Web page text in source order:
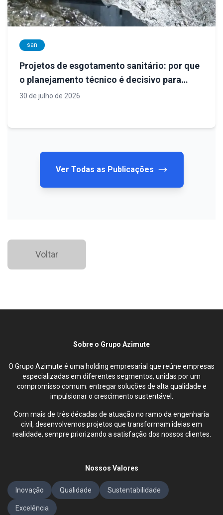
san
Projetos de esgotamento sanitário: por que
o planejamento técnico é decisivo para
sistemas eficientes e sustentáveis
30 de julho de 2026
Ver Todas as Publicações
Voltar
Sobre o Grupo Azimute
O Grupo Azimute é uma holding empresarial que reúne empresas
especializadas em diferentes segmentos, unidas por um
compromisso comum: entregar soluções de alta qualidade e
impulsionar o crescimento sustentável.
Com mais de três décadas de atuação no ramo da engenharia
civil, desenvolvemos projetos que transformam ideias em
realidade, sempre priorizando a satisfação dos nossos clientes.
Nossos Valores
Inovação Qualidade Sustentabilidade
Excelência